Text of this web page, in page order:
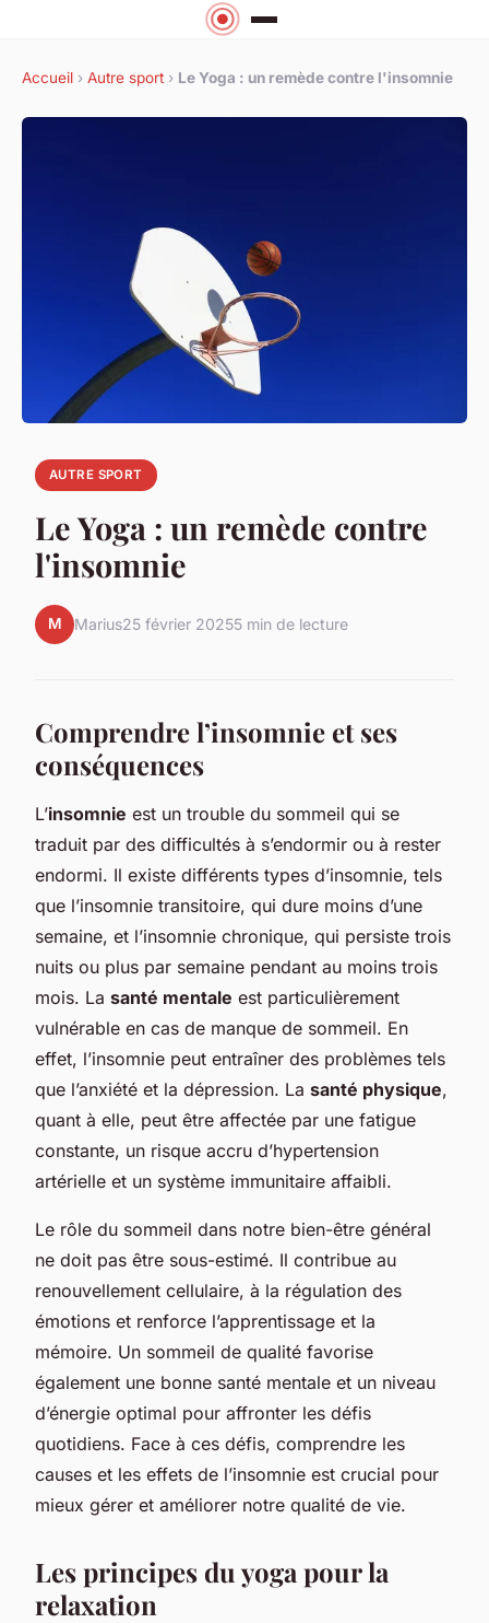
Accueil › Autre sport › Le Yoga : un remède contre l'insomnie
AUTRE SPORT
Le Yoga : un remède contre
l'insomnie
M Marius25 février 20255 min de lecture
Comprendre l’insomnie et ses
conséquences
L’insomnie est un trouble du sommeil qui se
traduit par des difficultés à s’endormir ou à rester
endormi. Il existe différents types d’insomnie, tels
que l’insomnie transitoire, qui dure moins d’une
semaine, et l’insomnie chronique, qui persiste trois
nuits ou plus par semaine pendant au moins trois
mois. La santé mentale est particulièrement
vulnérable en cas de manque de sommeil. En
effet, l’insomnie peut entraîner des problèmes tels
que l’anxiété et la dépression. La santé physique,
quant à elle, peut être affectée par une fatigue
constante, un risque accru d’hypertension
artérielle et un système immunitaire affaibli.
Le rôle du sommeil dans notre bien-être général
ne doit pas être sous-estimé. Il contribue au
renouvellement cellulaire, à la régulation des
émotions et renforce l’apprentissage et la
mémoire. Un sommeil de qualité favorise
également une bonne santé mentale et un niveau
d’énergie optimal pour affronter les défis
quotidiens. Face à ces défis, comprendre les
causes et les effets de l’insomnie est crucial pour
mieux gérer et améliorer notre qualité de vie.
Les principes du yoga pour la
relaxation